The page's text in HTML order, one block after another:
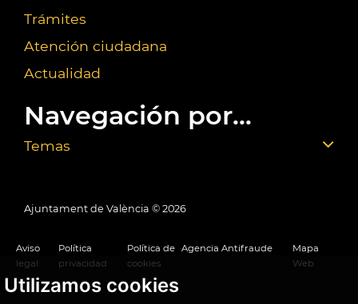
Utilizamos cookies
Trámites
Atención ciudadana
Actualidad
Navegación por...
Temas
Ajuntament de València © 2026
Aviso
legal
Política
privacidad
Política de
cookies
Agencia Antifraude
Mapa
Web